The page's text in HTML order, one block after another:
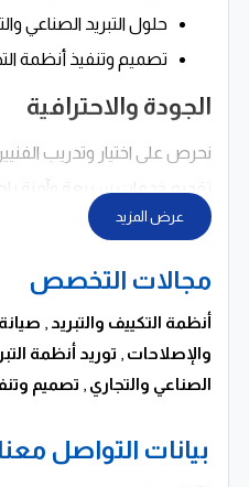
حلول التبريد الصناعي
تصميم وتنفيذ أنظمة
الجودة والاحترافية
نحرص على اختيار وتدريب
تقديم خدمات سريعة وآمنة
بجودة التنفيذ ودقة الأداء.
كما نستخدم أحدث التقنيات
لتقديم حلول فعالة تساعد
وتقليل استهلاك الكهرباء.
لماذا شركة الماسة؟
خبرة قوية في أنظمة
عرض المزيد
مجالات التخصص
أنظمة التكييف والتبريد ,
والإصلاحات , توريد أنظمة
الصناعي والتجاري , تصميم
بيانات التواصل معنا